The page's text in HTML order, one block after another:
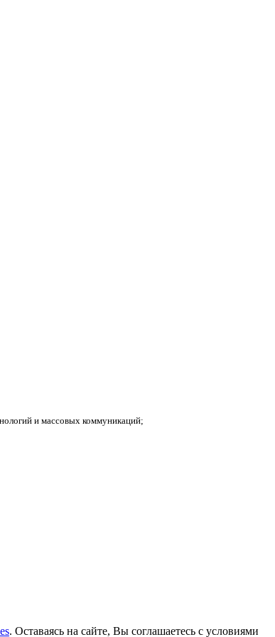
и массовых коммуникаций;
. Оставаясь на сайте, Вы соглашаетесь с условиями